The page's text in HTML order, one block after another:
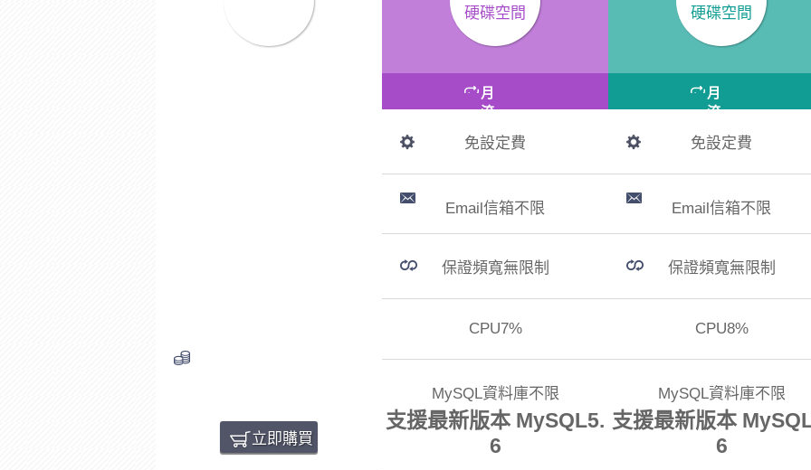
立即購買
硬碟空間
月
流
(G)500
免設定費
Email信箱不限
保證頻寬無限制
CPU7%
MySQL資料庫不限
支援最新版本 MySQL5.
6
硬碟空間
月
流
(G)800
免設定費
Email信箱不限
保證頻寬無限制
CPU8%
MySQL資料庫不限
支援最新版本
6